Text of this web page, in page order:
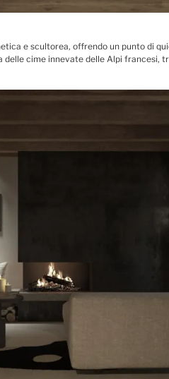
e scultorea, offrendo un punto di
cime innevate delle Alpi francesi,